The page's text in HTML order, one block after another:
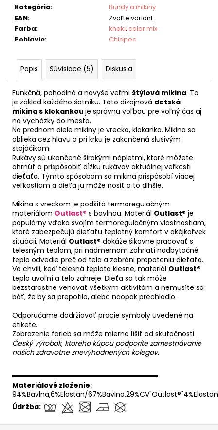
Kategória:
Bundy a mikiny
EAN:
Zvoľte variant
Farba: khaki, color mix
Pohlavie: Chlapec
Popis Súvisiace (5) Diskusia
Funkčná, pohodlná a navyše veľmi štýlová mikina. To
je základ každého šatníku. Táto dizajnová detská
mikina s klokankou je správnu voľbou pre voľný čas aj
na vycházky do mesta.
Na prednom diele mikiny je vrecko, klokanka. Mikina sa
oblieka cez hlavu a pri krku je zakončená slušivým
stojáčikom.
Rukávy sú ukončené širokými nápletmi, ktoré môžete
ohrnúť a prispôsobiť dĺžku rukávov aktuálnej veľkosti
dieťaťa. Týmto spôsobom sa mikina prispôsobí viacej
veľkostiam a dieťa ju môže nosiť o to dlhšie.
Mikina s vreckom je podšitá termoregulačným
materiálom Outlast® s bavlnou. Materiál Outlast® je
populárny vďaka svojím termoregulačným vlastnostiam,
ktoré zabezpečujú dieťaťu teplotný komfort v akéjkoľvek
situácii. Materiál Outlast® dokáže šikovne pracovať s
telesným teplom, pri nadmernom zahriatí nadbytočné
teplo odvedie preč od tela a zabráni prepoteniu dieťaťa.
Vo chvíli, keď telesná teplota klesne, materiál Outlast®
teplo uvoľní a telo zahreje. Dieťa sa tak môže
bezstarostne venovať všetkým aktivitám a nemusíte sa
báť, že by sa prepotilo, alebo naopak prechladlo.
Odporúčame dodržiavať pracie symboly uvedené na
etikete.
Zobrazenie farieb sa môže mierne líšiť od skutočnosti.
Český výrobok, ktorého kúpou podporíte zamestnávanie
našich zdravotne znevýhodnených kolegov.
══════════════════════════════
Materiálové zloženie:
94%Bavlna,6%Elastan/67%Bavlna,29%CV"Outlast®"4%Elastan
Údržba: